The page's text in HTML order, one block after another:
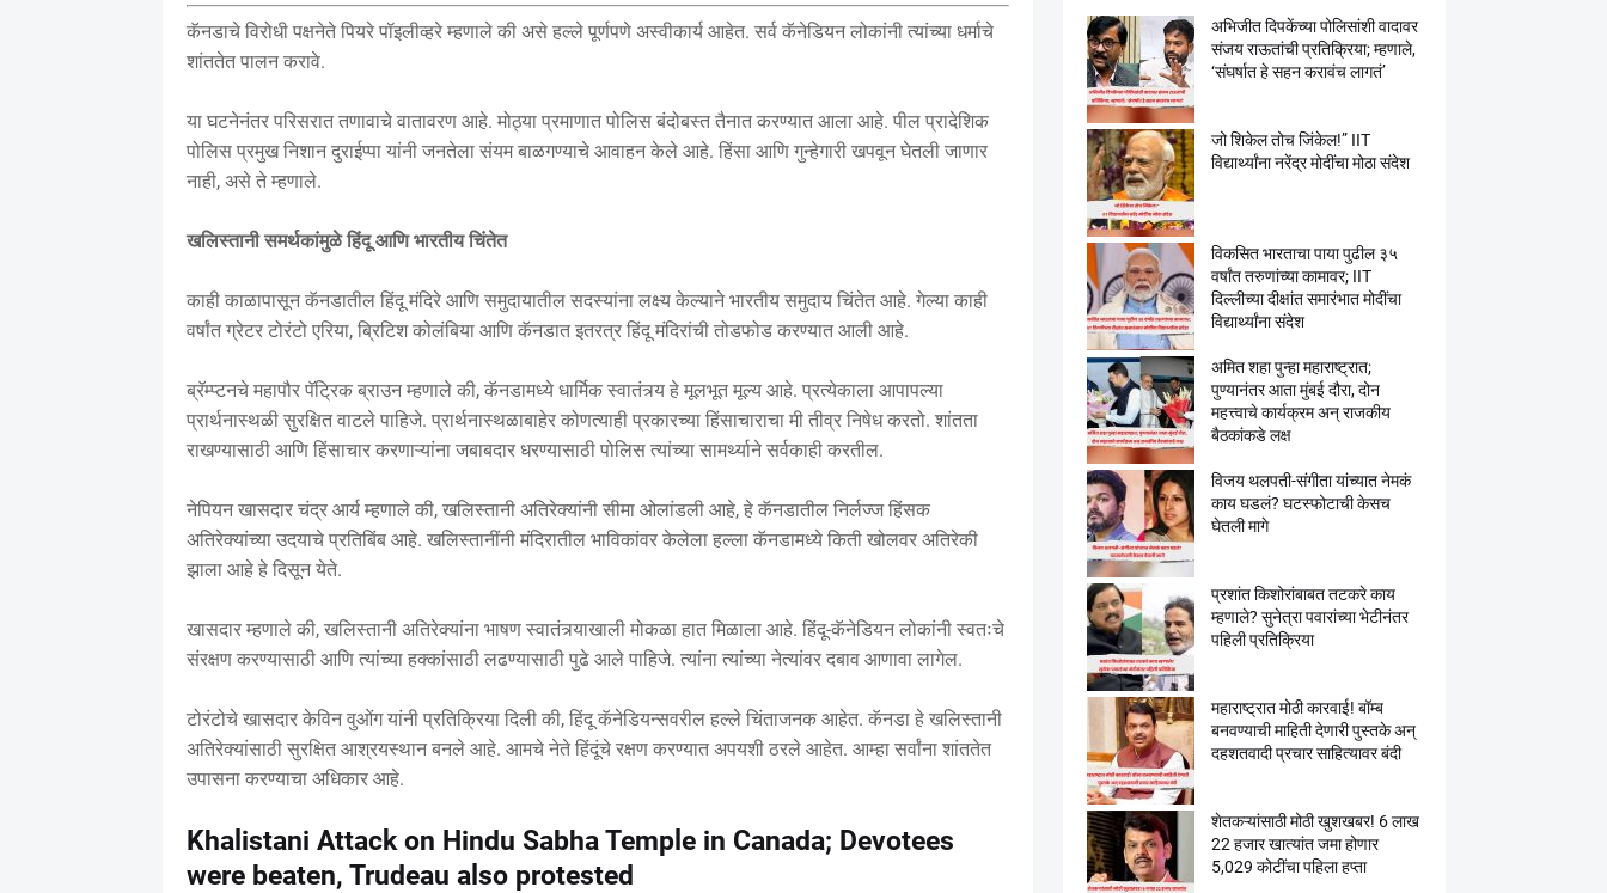
कॅनडाचे विरोधी पक्षनेते पियरे पॉइलीव्हरे म्हणाले की असे हल्ले पूर्णपणे अस्वीकार्य आहेत. सर्व कॅनेडियन लोकांनी त्यांच्या धर्माचे
शांततेत पालन करावे.
या घटनेनंतर परिसरात तणावाचे वातावरण आहे. मोठ्या प्रमाणात पोलिस बंदोबस्त तैनात करण्यात आला आहे. पील प्रादेशिक
पोलिस प्रमुख निशान दुराईप्पा यांनी जनतेला संयम बाळगण्याचे आवाहन केले आहे. हिंसा आणि गुन्हेगारी खपवून घेतली जाणार
नाही, असे ते म्हणाले.
खलिस्तानी समर्थकांमुळे हिंदू आणि भारतीय चिंतेत
काही काळापासून कॅनडातील हिंदू मंदिरे आणि समुदायातील सदस्यांना लक्ष्य केल्याने भारतीय समुदाय चिंतेत आहे. गेल्या काही
वर्षांत ग्रेटर टोरंटो एरिया, ब्रिटिश कोलंबिया आणि कॅनडात इतरत्र हिंदू मंदिरांची तोडफोड करण्यात आली आहे.
ब्रॅम्प्टनचे महापौर पॅट्रिक ब्राउन म्हणाले की, कॅनडामध्ये धार्मिक स्वातंत्र्य हे मूलभूत मूल्य आहे. प्रत्येकाला आपापल्या
प्रार्थनास्थळी सुरक्षित वाटले पाहिजे. प्रार्थनास्थळाबाहेर कोणत्याही प्रकारच्या हिंसाचाराचा मी तीव्र निषेध करतो. शांतता
राखण्यासाठी आणि हिंसाचार करणाऱ्यांना जबाबदार धरण्यासाठी पोलिस त्यांच्या सामर्थ्याने सर्वकाही करतील.
नेपियन खासदार चंद्र आर्य म्हणाले की, खलिस्तानी अतिरेक्यांनी सीमा ओलांडली आहे, हे कॅनडातील निर्लज्ज हिंसक
अतिरेक्यांच्या उदयाचे प्रतिबिंब आहे. खलिस्तानींनी मंदिरातील भाविकांवर केलेला हल्ला कॅनडामध्ये किती खोलवर अतिरेकी
झाला आहे हे दिसून येते.
खासदार म्हणाले की, खलिस्तानी अतिरेक्यांना भाषण स्वातंत्र्याखाली मोकळा हात मिळाला आहे. हिंदू-कॅनेडियन लोकांनी स्वतःचे
संरक्षण करण्यासाठी आणि त्यांच्या हक्कांसाठी लढण्यासाठी पुढे आले पाहिजे. त्यांना त्यांच्या नेत्यांवर दबाव आणावा लागेल.
टोरंटोचे खासदार केविन वुओंग यांनी प्रतिक्रिया दिली की, हिंदू कॅनेडियन्सवरील हल्ले चिंताजनक आहेत. कॅनडा हे खलिस्तानी
अतिरेक्यांसाठी सुरक्षित आश्रयस्थान बनले आहे. आमचे नेते हिंदूंचे रक्षण करण्यात अपयशी ठरले आहेत. आम्हा सर्वांना शांततेत
उपासना करण्याचा अधिकार आहे.
Khalistani Attack on Hindu Sabha Temple in Canada; Devotees
were beaten, Trudeau also protested
अभिजीत दिपकेंच्या पोलिसांशी वादावर
संजय राऊतांची प्रतिक्रिया; म्हणाले,
‘संघर्षात हे सहन करावंच लागतं’
जो शिकेल तोच जिंकेल!” IIT
विद्यार्थ्यांना नरेंद्र मोदींचा मोठा संदेश
विकसित भारताचा पाया पुढील ३५
वर्षांत तरुणांच्या कामावर; IIT
दिल्लीच्या दीक्षांत समारंभात मोदींचा
विद्यार्थ्यांना संदेश
अमित शहा पुन्हा महाराष्ट्रात;
पुण्यानंतर आता मुंबई दौरा, दोन
महत्त्वाचे कार्यक्रम अन् राजकीय
बैठकांकडे लक्ष
विजय थलपती-संगीता यांच्यात नेमकं
काय घडलं? घटस्फोटाची केसच
घेतली मागे
प्रशांत किशोरांबाबत तटकरे काय
म्हणाले? सुनेत्रा पवारांच्या भेटीनंतर
पहिली प्रतिक्रिया
महाराष्ट्रात मोठी कारवाई! बॉम्ब
बनवण्याची माहिती देणारी पुस्तके अन्
दहशतवादी प्रचार साहित्यावर बंदी
शेतकऱ्यांसाठी मोठी खुशखबर! 6 लाख
22 हजार खात्यांत जमा होणार
5,029 कोटींचा पहिला हप्ता